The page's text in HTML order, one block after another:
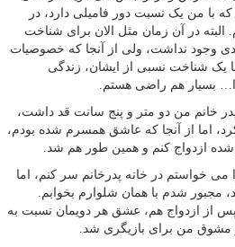
که با من یک نسبت دور فامیلی دارد، در
البته در آن زمان مثل الان برای شناخت
وجود نداشت، ولی از آنجا که خصوصیات
یک شناخت نسبی از ایشان، زندگی
بسیار هم راضی هستم.
خانم من دو متر و پنج سانت قد داشت،
اما از آنجا که عاشق همسرم شده بودم،
ازدواج کنم و همین طور هم شد.
خواستم در خانه پدرخانم سر کنم، اما
مجبور شدم با همان شلوارم بخوابم.
ازدواج هم، عشق هر دویمان نسبت به
مشوق من برای بازیگری شد.